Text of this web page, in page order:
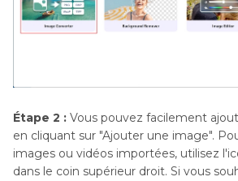
Étape 2 : Vous pouvez facilement
en cliquant sur "Ajouter une image".
images ou vidéos importées, utilisez
dans le coin supérieur droit. Si vous